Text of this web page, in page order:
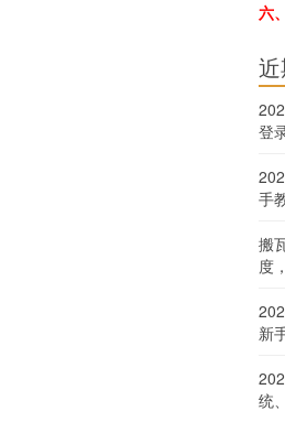
六
登
手
搬
度
新
统